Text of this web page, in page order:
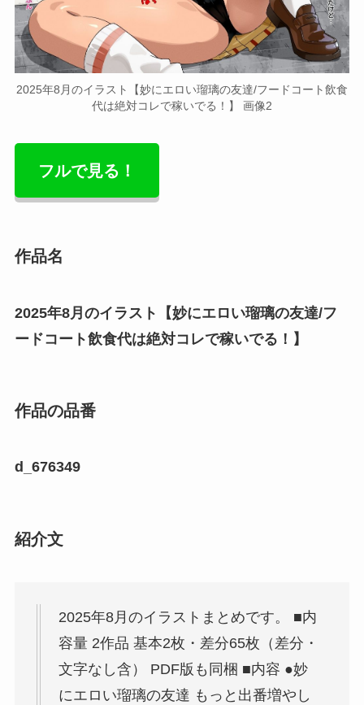
2025年8月のイラスト【妙にエロい瑠璃の友達/フードコート飲食
代は絶対コレで稼いでる！】 画像2
フルで見る！
作品名
2025年8月のイラスト【妙にエロい瑠璃の友達/フ
ードコート飲食代は絶対コレで稼いでる！】
作品の品番
d_676349
紹介文
2025年8月のイラストまとめです。 ■内
容量 2作品 基本2枚・差分65枚（差分・
文字なし含） PDF版も同梱 ■内容 ●妙
にエロい瑠璃の友達 もっと出番増やし